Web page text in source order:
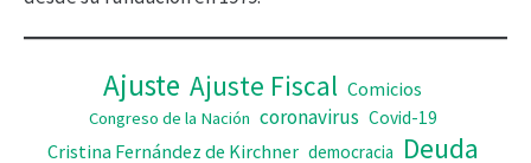
o
Ajuste Ajuste Fiscal Comicios
Congreso de la Nación coronavirus Covid-19
Cristina Fernández de Kirchner democracia Deuda